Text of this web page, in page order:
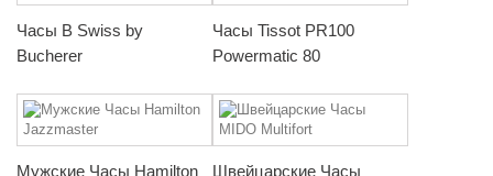
Часы B Swiss by
Bucherer
Часы Tissot PR100
Powermatic 80
Мужские Часы Hamilton
Швейцарские Часы